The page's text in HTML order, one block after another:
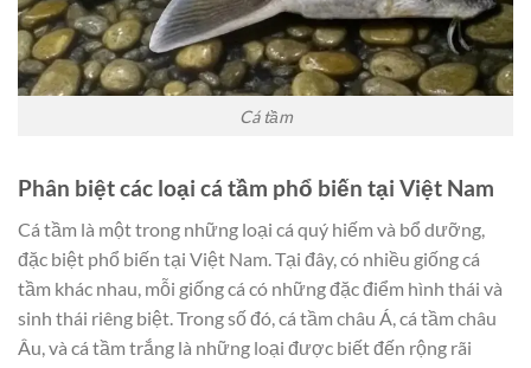
Cá tầm
Phân biệt các loại cá tầm phổ biến tại Việt Nam
Cá tầm là một trong những loại cá quý hiếm và bổ dưỡng,
đặc biệt phổ biến tại Việt Nam. Tại đây, có nhiều giống cá
tầm khác nhau, mỗi giống cá có những đặc điểm hình thái và
sinh thái riêng biệt. Trong số đó, cá tầm châu Á, cá tầm châu
Âu, và cá tầm trắng là những loại được biết đến rộng rãi